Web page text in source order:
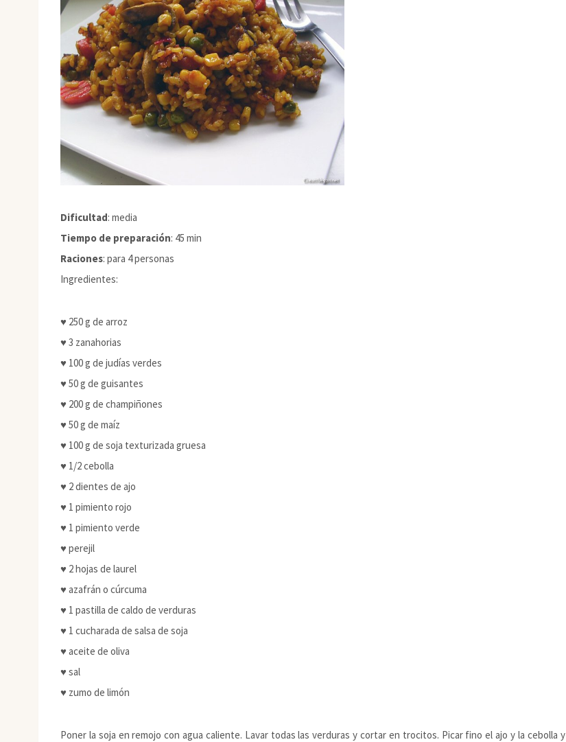
Dificultad: media
Tiempo de preparación: 45 min
Raciones: para 4 personas
Ingredientes:
♥ 250 g de arroz
♥ 3 zanahorias
♥ 100 g de judías verdes
♥ 50 g de guisantes
♥ 200 g de champiñones
♥ 50 g de maíz
♥ 100 g de soja texturizada gruesa
♥ 1/2 cebolla
♥ 2 dientes de ajo
♥ 1 pimiento rojo
♥ 1 pimiento verde
♥ perejil
♥ 2 hojas de laurel
♥ azafrán o cúrcuma
♥ 1 pastilla de caldo de verduras
♥ 1 cucharada de salsa de soja
♥ aceite de oliva
♥ sal
♥ zumo de limón
Poner la soja en remojo con agua caliente. Lavar todas las verduras y cortar en trocitos. Picar fino el ajo y la cebolla y